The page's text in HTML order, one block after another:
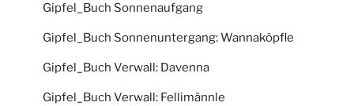
Gipfel_Buch Sonnenaufgang
Gipfel_Buch Sonnenuntergang: Wannaköpfle
Gipfel_Buch Verwall: Davenna
Gipfel_Buch Verwall: Fellimännle